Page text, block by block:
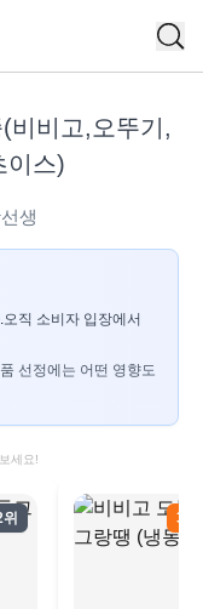
비비고,오뚜기,
이스)
생
오직 소비자 입장에서
선정에는 어떤 영향도
세요!
3위